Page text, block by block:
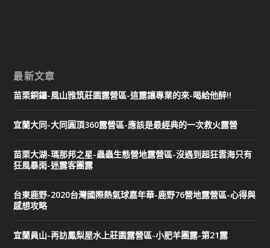
最新文章
苗栗銅鑼-風山雅筑莊園露營區-這露讓專業的來-喝給他醉!!
宜蘭大同-大同圓頂360露營區-應該是最經典的一次救火露營
苗栗大湖-瑪那邦之星-蟲蟲生態營地露營區-沒遇到超狂雲海只有
狂風暴雨-迷露客團露
台東鹿野-2020台灣國際熱氣球嘉年華-鹿野76營地露營區-心得與
感想攻略
宜蘭員山-再訪鳳梨屋水上莊園露營區-小肥羊團露-第21露